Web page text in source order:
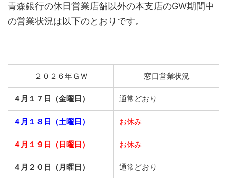
青森銀行の休日営業店舗以外の本支店のGW期間中
の営業状況は以下のとおりです。
２０２６年ＧＷ 窓口営業状況
４月１７日（金曜日） 通常どおり
４月１８日（土曜日） お休み
４月１９日（日曜日） お休み
４月２０日（月曜日） 通常どおり